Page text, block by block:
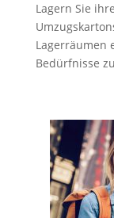
Lagern Sie
Lagerräumen
Bedürfnisse